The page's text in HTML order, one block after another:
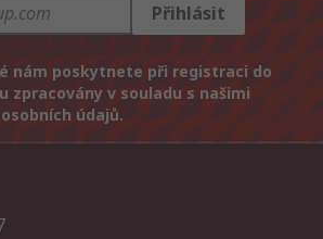
Přihlásit
nám poskytnete při registraci do
zpracovány v souladu s našimi
osobních údajů.